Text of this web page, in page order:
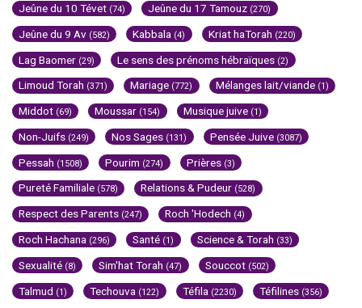
Jeûne du 10 Tévet (74) Jeûne du 17 Tamouz (270)
Jeûne du 9 Av (582) Kabbala (4) Kriat haTorah (220)
Lag Baomer (29) Le sens des prénoms hébraïques (2)
Limoud Torah (371) Mariage (772) Mélanges lait/viande (1)
Middot (69) Moussar (154) Musique juive (1)
Non-Juifs (249) Nos Sages (131) Pensée Juive (3087)
Pessah (1508) Pourim (274) Prières (3)
Pureté Familiale (578) Relations & Pudeur (528)
Respect des Parents (247) Roch 'Hodech (4)
Roch Hachana (296) Santé (1) Science & Torah (33)
Sexualité (8) Sim'hat Torah (47) Souccot (502)
Talmud (1) Techouva (122) Téfila (2230) Téfilines (356)